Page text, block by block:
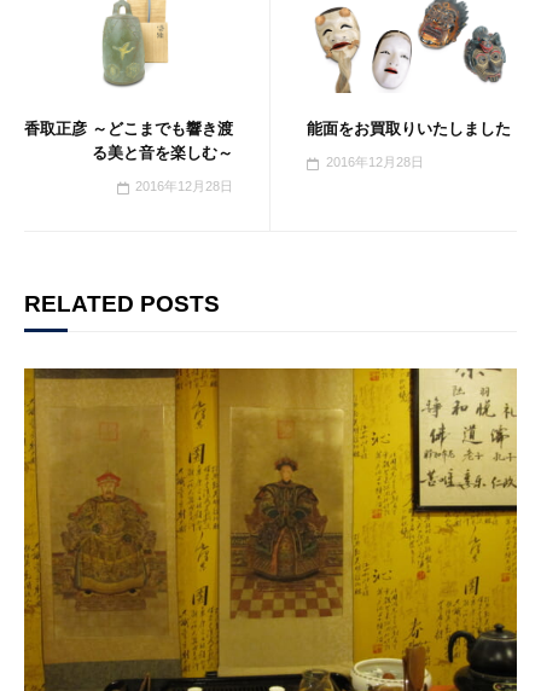
香取正彦 ～どこまでも響き渡
る美と音を楽しむ～
2016年12月28日
能面をお買取りいたしました
2016年12月28日
RELATED POSTS